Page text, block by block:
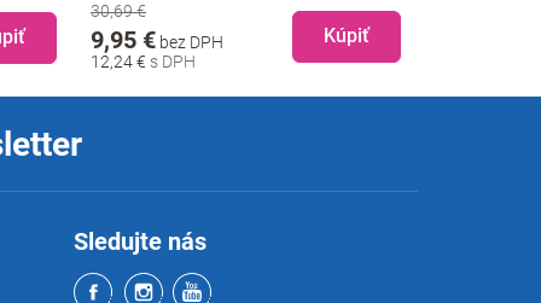
30,69 €
12,24 €
9,95 € bez DPH Kúpiť
Sledujte nás